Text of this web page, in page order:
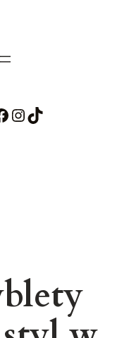
Instagram
TikTok